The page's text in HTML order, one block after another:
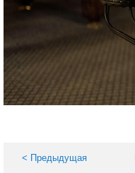
< Предыдущая